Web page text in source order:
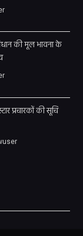
की मूल भावना के
प्रचारकों की सूचि